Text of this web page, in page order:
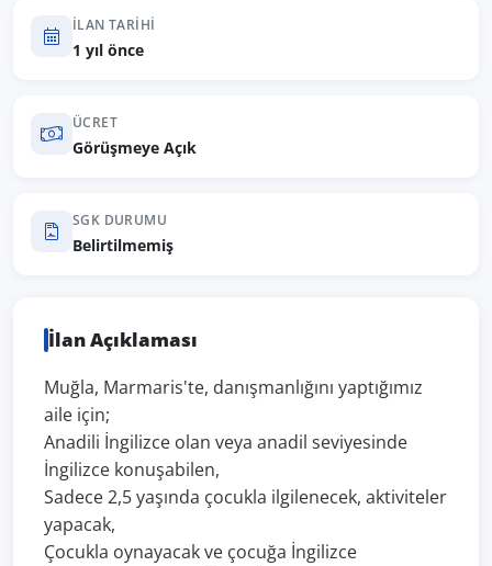
İLAN TARIHI
1 yıl önce
ÜCRET
Görüşmeye Açık
SGK DURUMU
Belirtilmemiş
İlan Açıklaması
Muğla, Marmaris'te, danışmanlığını yaptığımız
aile için;
Anadili İngilizce olan veya anadil seviyesinde
İngilizce konuşabilen,
Sadece 2,5 yaşında çocukla ilgilenecek, aktiviteler
yapacak,
Çocukla oynayacak ve çocuğa İngilizce